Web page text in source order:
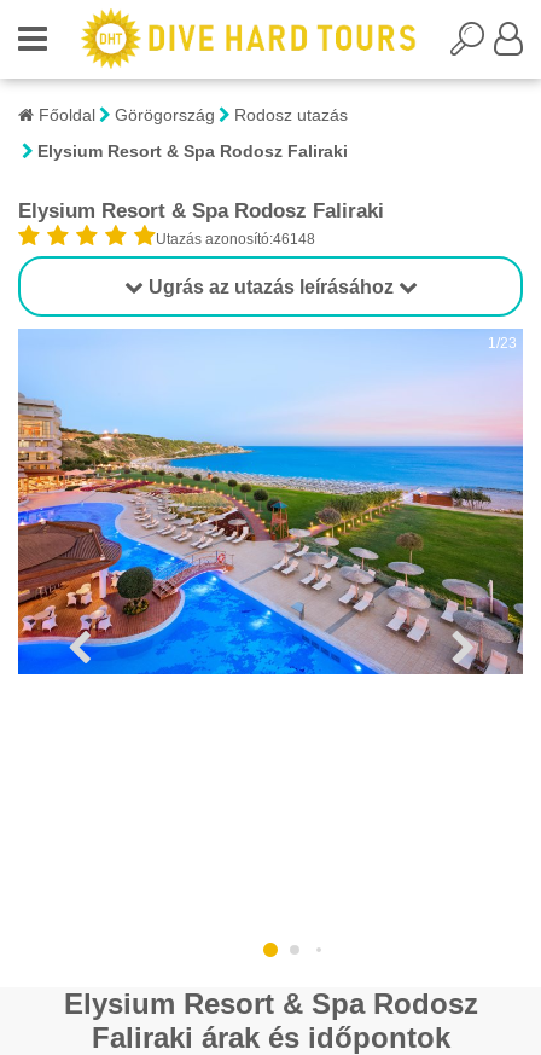
Főoldal Görögország
Rodosz utazás
Elysium Resort & Spa Rodosz Faliraki
Elysium Resort & Spa Rodosz Faliraki
Utazás azonosító:46148
Ugrás az utazás leírásához
1/23
Elysium Resort & Spa Rodosz
Faliraki árak és időpontok